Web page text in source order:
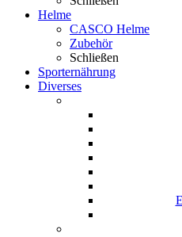
Helme
CASCO Helme
Zubehör
Schließen
Sporternährung
Diverses